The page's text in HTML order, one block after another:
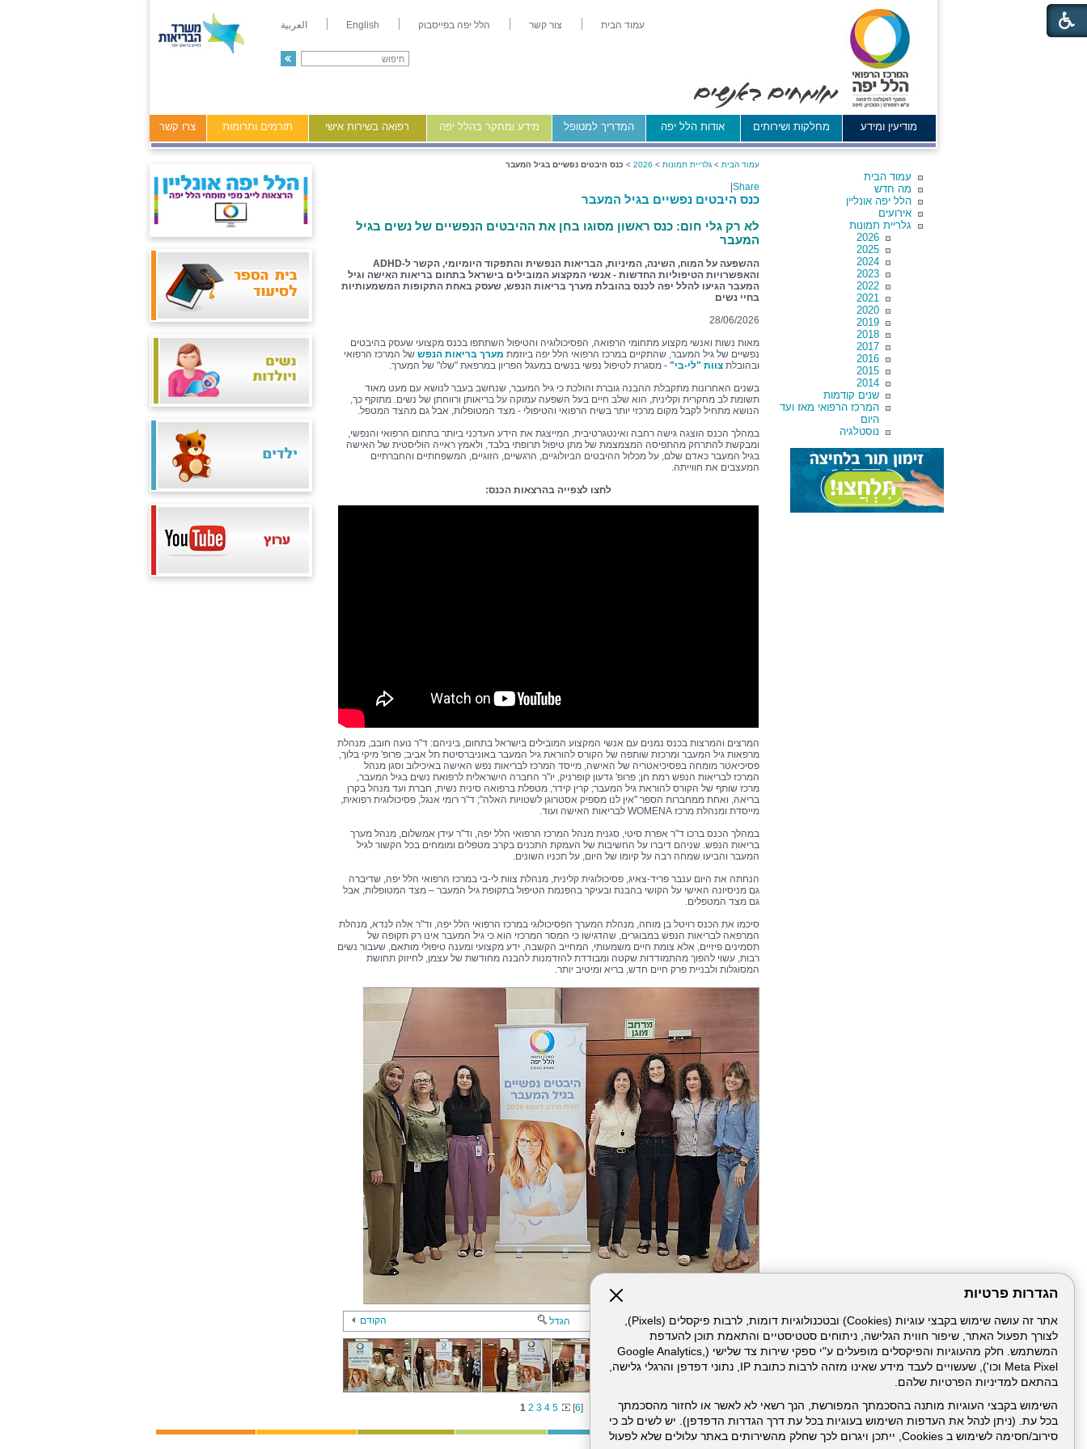
הגדרות פרטיות
אתר זה עושה שימוש בקבצי עוגיות (Cookies) ובטכנולוגיות דומות, לרבות פיקסלים (Pixels),
לצורך תפעול האתר, שיפור חווית הגלישה, ניתוחים סטטיסטיים והתאמת תוכן להעדפת
המשתמש. חלק מהעוגיות והפיקסלים מופעלים ע"י ספקי שירות צד שלישי (Google Analytics,
Meta Pixel וכו'), שעשויים לעבד מידע שאינו מזהה לרבות כתובת IP, נתוני דפדפן והרגלי גלישה,
בהתאם למדיניות הפרטיות שלהם.
השימוש בקבצי העוגיות מותנה בהסכמתך המפורשת, הנך רשאי לא לאשר או לחזור מהסכמתך
בכל עת. (ניתן לנהל את העדפות השימוש בעוגיות בכל עת דרך הגדרות הדפדפן). יש לשים לב כי
סירוב/חסימה לשימוש ב Cookies, ייתכן ויגרום לכך שחלק מהשירותים באתר עלולים שלא לפעול
עמוד הבית צור קשר הלל יפה בפייסבוק English العربية
מודיעין ומידע מחלקות ושירותים אודות הלל יפה המדריך למטופל מידע ומחקר בהלל יפה רפואה בשירות אישי תורמים ותרומות צרו קשר
עמוד הבית
מה חדש
הלל יפה אונליין
אירועים
גלריית תמונות
2026
2025
2024
2023
2022
2021
2020
2019
2018
2017
2016
2015
2014
שנים קודמות
המרכז הרפואי מאז ועד
היום
נוסטלגיה
עמוד הבית > גלריית תמונות >
2026
> כנס היבטים נפשיים בגיל המעבר
Share
כנס היבטים נפשיים בגיל המעבר
לא רק גלי חום: כנס ראשון מסוגו בחן את ההיבטים הנפשיים של נשים בגיל
המעבר
ההשפעה על המוח, השינה, המיניות, הבריאות הנפשית והתפקוד היומיומי, הקשר ל-ADHD
והאפשרויות הטיפוליות החדשות - אנשי המקצוע המובילים בישראל בתחום בריאות האישה וגיל
המעבר הגיעו להלל יפה לכנס בהובלת מערך בריאות הנפש, שעסק באחת התקופות המשמעותיות
בחיי נשים
28/06/2026
מאות נשות ואנשי מקצוע מתחומי הרפואה, הפסיכולוגיה והטיפול השתתפו בכנס מקצועי שעסק בהיבטים
נפשיים של גיל המעבר, שהתקיים במרכז הרפואי הלל יפה ביוזמת מערך בריאות הנפש של המרכז הרפואי
ובהובלת צוות "לי-בי" - מסגרת לטיפול נפשי בנשים במעגל הפריון במרפאת "שלו" של המערך.
בשנים האחרונות מתקבלת ההבנה גוברת והולכת כי גיל המעבר, שנחשב בעבר לנושא עם מעט מאוד
תשומת לב מחקרית וקלינית, הוא שלב חיים בעל השפעה עמוקה על בריאותן ורווחתן של נשים. מתוקף כך,
הנושא מתחיל לקבל מקום מרכזי יותר בשיח הרפואי והטיפולי - מצד המטופלות, אבל גם מהצד המטפל.
במהלך הכנס הוצגה גישה רחבה ואינטגרטיבית, המייצגת את הידע העדכני ביותר בתחום הרפואי והנפשי,
ומבקשת להתרחק מהתפיסה המצמצמת של מתן טיפול תרופתי בלבד, ולאמץ ראייה הוליסטית של האישה
בגיל המעבר כאדם שלם, על מכלול ההיבטים הביולוגיים, הרגשיים, הזוגיים, המשפחתיים והחברתיים
המעצבים את חווייתה.
לחצו לצפייה בהרצאות הכנס:
המרצים והמרצות בכנס נמנים עם אנשי המקצוע המובילים בישראל בתחום, ביניהם: ד"ר נועה חובב, מנהלת
מרפאות גיל המעבר ומרכזת שותפה של הקורס להוראת גיל המעבר באוניברסיטת תל אביב; פרופ' מיקי בלוך,
פסיכיאטר מומחה בפסיכיאטריה של האישה, מייסד המרכז לבריאות נפש האישה באיכילוב וסגן מנהל
המרכז לבריאות הנפש רמת חן; פרופ' גדעון קופרניק, יו"ר החברה הישראלית לרפואת נשים בגיל המעבר,
מרכז שותף של הקורס להוראת גיל המעבר; קרין קידר, מטפלת ברפואה סינית נשית, חברת ועד מנהל בקרן
בריאה, ואחת ממחברות הספר "אין לנו מספיק אסטרוגן לשטויות האלה"; ד"ר רומי אנגל, פסיכולוגית רפואית,
מייסדת ומנהלת מרכז WOMENA לבריאות האישה ועוד.
במהלך הכנס ברכו ד"ר אפרת סיטי, סגנית מנהל המרכז הרפואי הלל יפה, וד"ר עידן אמשלום, מנהל מערך
בריאות הנפש. שניהם דיברו על החשיבות של העמקת התכנים בקרב מטפלים ומומחים בכל הקשור לגיל
המעבר והביעו שמחה רבה על קיומו של היום, על תכניו השונים.
הנחתה את היום ענבר פריד-צאיג, פסיכולוגית קלינית, מנהלת צוות לי-בי במרכז הרפואי הלל יפה, שדיברה
גם מניסיונה האישי על הקושי בהבנת ובעיקר בהפנמת הטיפול בתקופת גיל המעבר – מצד המטופלות, אבל
גם מצד המטפלים.
סיכמו את הכנס רויטל בן מוחה, מנהלת המערך הפסיכולוגי במרכז הרפואי הלל יפה, וד"ר אלה לנדא, מנהלת
המרפאה לבריאות הנפש במבוגרים, שהדגישו כי המסר המרכזי הוא כי גיל המעבר אינו רק תקופה של
תסמינים פיזיים, אלא צומת חיים משמעותי, המחייב הקשבה, ידע מקצועי ומענה טיפולי מותאם, שעבור נשים
רבות, עשוי להפוך מהתמודדות שקטה ומבודדת להזדמנות להבנה מחודשת של עצמן, לחיזוק תחושת
המסוגלות ולבניית פרק חיים חדש, בריא ומיטיב יותר.
הקודם הגדל הבא
1 2 3 4 5 [6]